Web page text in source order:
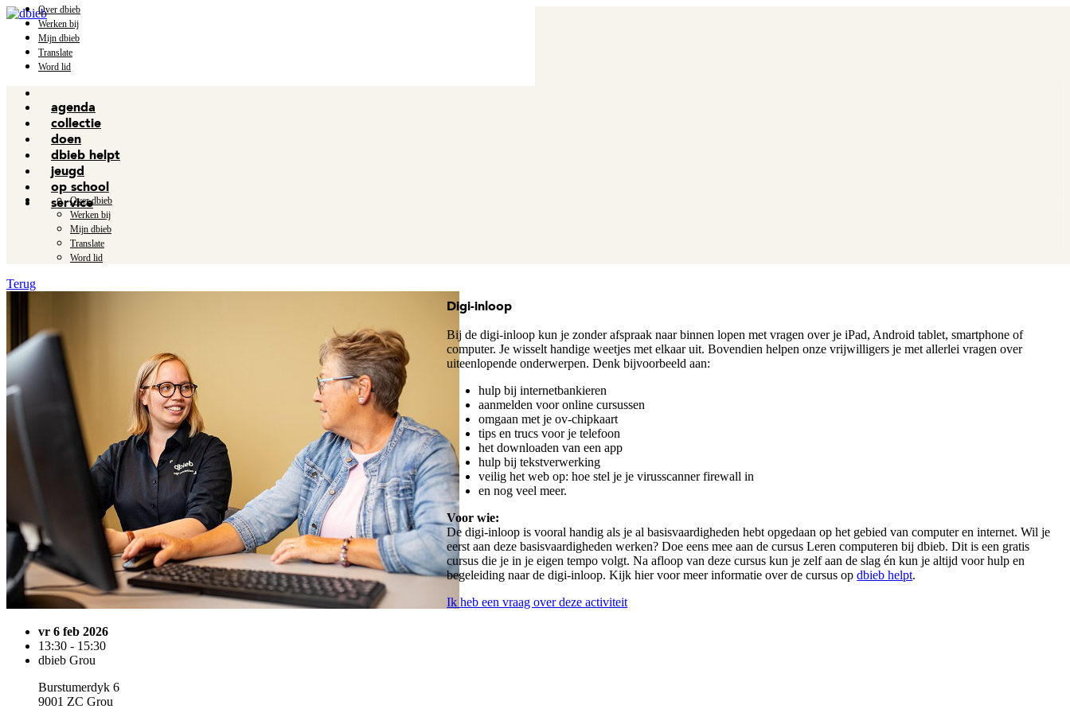
Over dbieb
Werken bij
Mijn dbieb
Translate
Word lid
agenda
collectie
doen
dbieb helpt
jeugd
op school
service
Over dbieb
Werken bij
Mijn dbieb
Translate
Word lid
Terug
vr 6 feb 2026
13:30 - 15:30
dbieb Grou
Burstumerdyk 6
9001 ZC Grou
Digi-inloop
Bij de digi-inloop kun je zonder afspraak naar binnen lopen met vragen over je iPad, Android tablet, smartphone of
computer. Je wisselt handige weetjes met elkaar uit. Bovendien helpen onze vrijwilligers je met allerlei vragen over
uiteenlopende onderwerpen. Denk bijvoorbeeld aan:
hulp bij internetbankieren
aanmelden voor online cursussen
omgaan met je ov-chipkaart
tips en trucs voor je telefoon
het downloaden van een app
hulp bij tekstverwerking
veilig het web op: hoe stel je je virusscanner firewall in
en nog veel meer.
Voor wie:
De digi-inloop is vooral handig als je al basisvaardigheden hebt opgedaan op het gebied van computer en internet. Wil je
eerst aan deze basisvaardigheden werken? Doe eens mee aan de cursus Leren computeren bij dbieb. Dit is een gratis
cursus die je in je eigen tempo volgt. Na afloop van deze cursus kun je zelf aan de slag én kun je altijd voor hulp en
begeleiding naar de digi-inloop. Kijk hier voor meer informatie over de cursus opdbieb helpt.
Ik heb een vraag over deze activiteit